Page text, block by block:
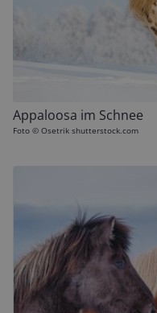
Appaloosa im Schnee
Foto © Osetrik shutterstock.com